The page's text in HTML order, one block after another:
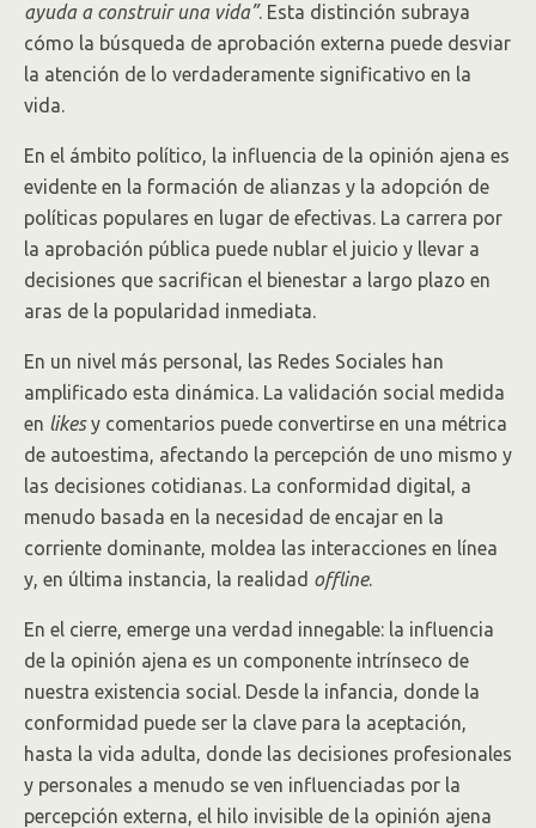
ayuda a construir una vida”. Esta distinción subraya
cómo la búsqueda de aprobación externa puede desviar
la atención de lo verdaderamente significativo en la
vida.
En el ámbito político, la influencia de la opinión ajena es
evidente en la formación de alianzas y la adopción de
políticas populares en lugar de efectivas. La carrera por
la aprobación pública puede nublar el juicio y llevar a
decisiones que sacrifican el bienestar a largo plazo en
aras de la popularidad inmediata.
En un nivel más personal, las Redes Sociales han
amplificado esta dinámica. La validación social medida
en likesy comentarios puede convertirse en una métrica
de autoestima, afectando la percepción de uno mismo y
las decisiones cotidianas. La conformidad digital, a
menudo basada en la necesidad de encajar en la
corriente dominante, moldea las interacciones en línea
y, en última instancia, la realidad offline.
En el cierre, emerge una verdad innegable: la influencia
de la opinión ajena es un componente intrínseco de
nuestra existencia social. Desde la infancia, donde la
conformidad puede ser la clave para la aceptación,
hasta la vida adulta, donde las decisiones profesionales
y personales a menudo se ven influenciadas por la
percepción externa, el hilo invisible de la opinión ajena